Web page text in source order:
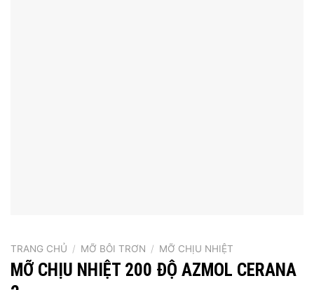
TRANG CHỦ / MỠ BÔI TRƠN / MỠ CHỊU NHIỆT
MỠ CHỊU NHIỆT 200 ĐỘ AZMOL CERANA